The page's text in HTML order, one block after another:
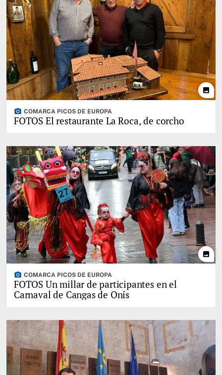
photo
photo_camera COMARCA PICOS DE EUROPA
FOTOS El restaurante La Roca, de corcho
photo
photo_camera COMARCA PICOS DE EUROPA
FOTOS Un millar de participantes en el
Carnaval de Cangas de Onís